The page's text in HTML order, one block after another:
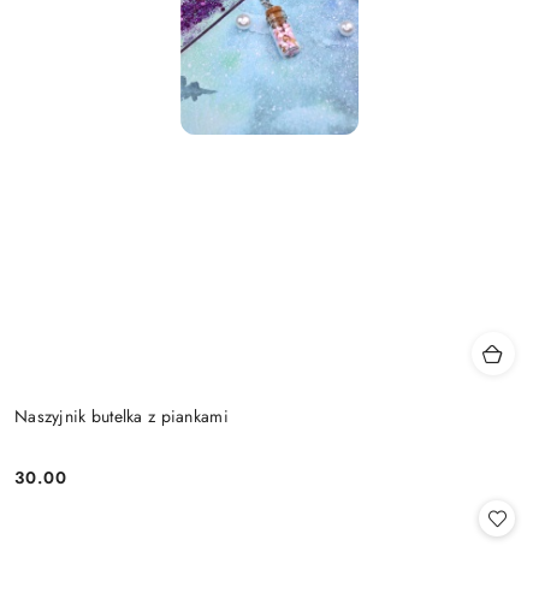
Naszyjnik butelka z piankami
Cena:
30.00